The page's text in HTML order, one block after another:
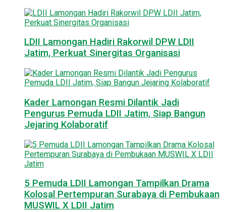
LDII Lamongan Hadiri Rakorwil DPW LDII
Jatim, Perkuat Sinergitas Organisasi
Kader Lamongan Resmi Dilantik Jadi
Pengurus Pemuda LDII Jatim, Siap Bangun
Jejaring Kolaboratif
5 Pemuda LDII Lamongan Tampilkan Drama
Kolosal Pertempuran Surabaya di Pembukaan
MUSWIL X LDII Jatim